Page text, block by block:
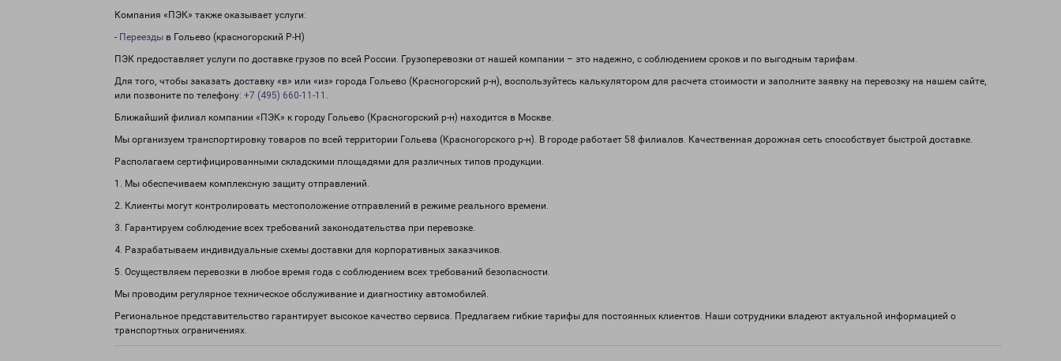
Компания «ПЭК» также оказывает услуги:
- Переезды в Гольево (красногорский Р-Н)
ПЭК предоставляет услуги по доставке грузов по всей России. Грузоперевозки от нашей компании – это надежно, с соблюдением сроков и по выгодным тарифам.
Для того, чтобы заказать доставку «в» или «из» города Гольево (Красногорский р-н), воспользуйтесь калькулятором для расчета стоимости и заполните заявку на перевозку на нашем сайте,
или позвоните по телефону: +7 (495) 660-11-11 .
Ближайший филиал компании «ПЭК» к городу Гольево (Красногорский р-н) находится в Москве.
Мы организуем транспортировку товаров по всей территории Гольева (Красногорского р-н). В городе работает 58 филиалов. Качественная дорожная сеть способствует быстрой доставке.
Располагаем сертифицированными складскими площадями для различных типов продукции.
1. Мы обеспечиваем комплексную защиту отправлений.
2. Клиенты могут контролировать местоположение отправлений в режиме реального времени.
3. Гарантируем соблюдение всех требований законодательства при перевозке.
4. Разрабатываем индивидуальные схемы доставки для корпоративных заказчиков.
5. Осуществляем перевозки в любое время года с соблюдением всех требований безопасности.
Мы проводим регулярное техническое обслуживание и диагностику автомобилей.
Региональное представительство гарантирует высокое качество сервиса. Предлагаем гибкие тарифы для постоянных клиентов. Наши сотрудники владеют актуальной информацией о
транспортных ограничениях.